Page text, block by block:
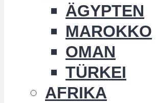
ÄGYPTEN
MAROKKO
OMAN
TÜRKEI
AFRIKA